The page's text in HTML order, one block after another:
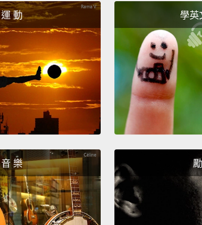
某組織意識到狗狗與主人間一種傑出的工
狗狗界的禮儀小姐。
Victoria Wells:
They are so willing to
they are bonded with.
They are just so
their families.
Victoria Wells:它們很願意為飼主工作，人
是準備好要取悅它們的家人。
You don't have to bother saying "fetch"
Bred as hunters to retrieve fowl from
will run tirelessly all day.
你無需操心跟它們說「去撿」。被培育成從
運 動 學英
音 樂